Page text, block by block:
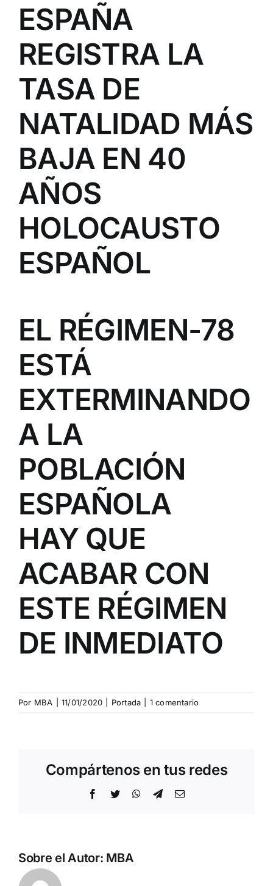
ESPAÑA
REGISTRA LA
TASA DE
NATALIDAD MÁS
BAJA EN 40
AÑOS
HOLOCAUSTO
ESPAÑOL
EL RÉGIMEN-78
ESTÁ
EXTERMINANDO
A LA
POBLACIÓN
ESPAÑOLA
HAY QUE
ACABAR CON
ESTE RÉGIMEN
DE INMEDIATO
Por MBA 11/01/2020 Portada 1 comentario
Compártenos en tus redes
Facebook
Twitter WhatsApp
TelegramCorreo
Sobre el Autor: MBA